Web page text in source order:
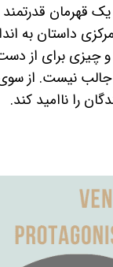
قهرمان قدرتمند
داستان به
چیزی برای از
نیست. از سوی
را ناامید کند.